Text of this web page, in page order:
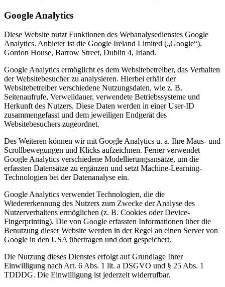
Google Analytics
Diese Website nutzt Funktionen des Webanalysedienstes Google
Analytics. Anbieter ist die Google Ireland Limited („Google“),
Gordon House, Barrow Street, Dublin 4, Irland.
Google Analytics ermöglicht es dem Websitebetreiber, das Verhalten
der Websitebesucher zu analysieren. Hierbei erhält der
Websitebetreiber verschiedene Nutzungsdaten, wie z. B.
Seitenaufrufe, Verweildauer, verwendete Betriebssysteme und
Herkunft des Nutzers. Diese Daten werden in einer User-ID
zusammengefasst und dem jeweiligen Endgerät des
Websitebesuchers zugeordnet.
Des Weiteren können wir mit Google Analytics u. a. Ihre Maus- und
Scrollbewegungen und Klicks aufzeichnen. Ferner verwendet
Google Analytics verschiedene Modellierungsansätze, um die
erfassten Datensätze zu ergänzen und setzt Machine-Learning-
Technologien bei der Datenanalyse ein.
Google Analytics verwendet Technologien, die die
Wiedererkennung des Nutzers zum Zwecke der Analyse des
Nutzerverhaltens ermöglichen (z. B. Cookies oder Device-
Fingerprinting). Die von Google erfassten Informationen über die
Benutzung dieser Website werden in der Regel an einen Server von
Google in den USA übertragen und dort gespeichert.
Die Nutzung dieses Dienstes erfolgt auf Grundlage Ihrer
Einwilligung nach Art. 6 Abs. 1 lit. a DSGVO und § 25 Abs. 1
TDDDG. Die Einwilligung ist jederzeit widerrufbar.